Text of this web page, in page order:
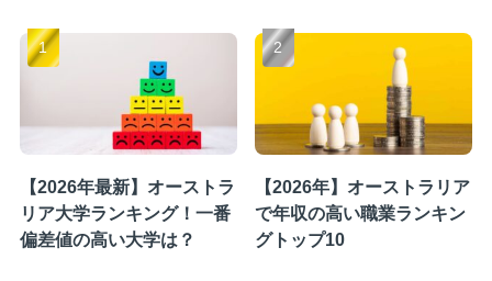
【2026年最新】オーストラ
リア大学ランキング！一番
偏差値の高い大学は？
【2026年】オーストラリア
で年収の高い職業ランキン
グトップ10